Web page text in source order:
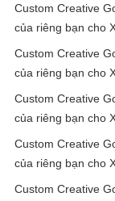
Custom Creative
của riêng bạn cho
Custom Creative
của riêng bạn cho
Custom Creative
của riêng bạn cho
Custom Creative
của riêng bạn cho
Custom Creative